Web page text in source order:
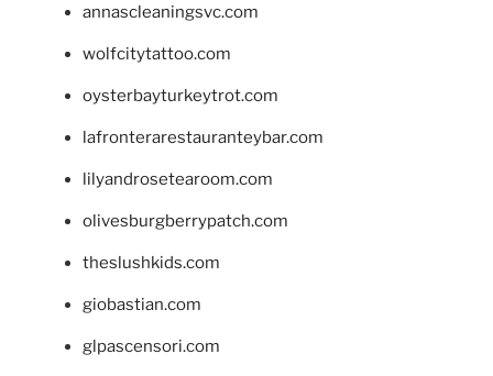
annascleaningsvc.com
wolfcitytattoo.com
oysterbayturkeytrot.com
lafronterarestauranteybar.com
lilyandrosetearoom.com
olivesburgberrypatch.com
theslushkids.com
giobastian.com
glpascensori.com